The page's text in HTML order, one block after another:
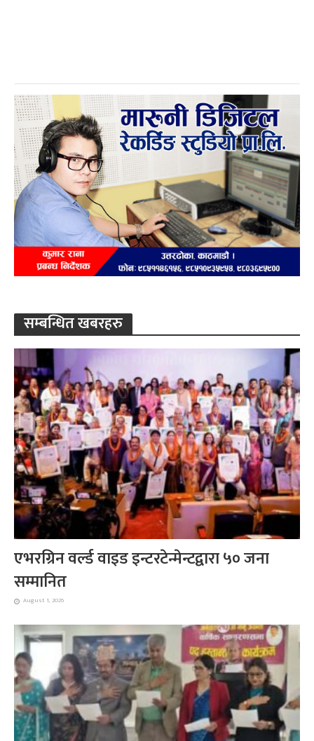
सम्बन्धित खबरहरु
एभरग्रिन वर्ल्ड वाइड इन्टरटेन्मेन्टद्वारा ५० जना
सम्मानित
August 1, 2026